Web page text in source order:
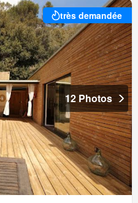
très demandée
12 Photos